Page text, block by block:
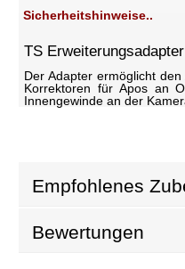
Sicherheitshinweise..
TS
Der Adapter ermöglicht
Korrektoren für Apos an
Innengewinde an der
Empfohlenes
Bewertungen